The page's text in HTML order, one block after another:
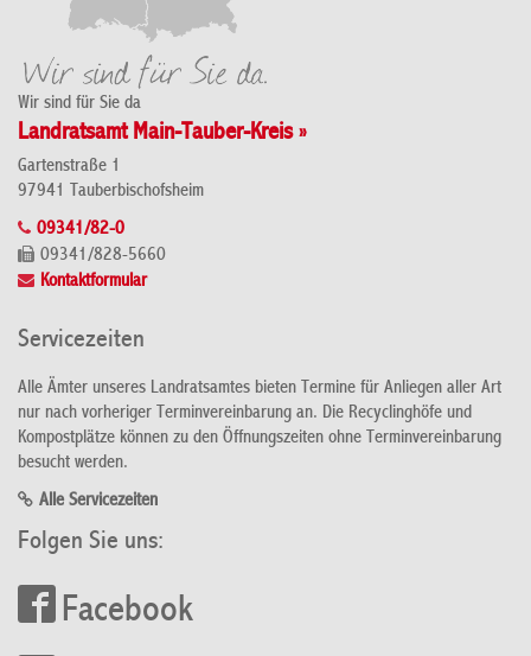
Wir sind für Sie da
Landratsamt Main-Tauber-Kreis »
Gartenstraße 1
97941 Tauberbischofsheim
09341/82-0
09341/828-5660
Kontaktformular
Servicezeiten
Alle Ämter unseres Landratsamtes bieten Termine für Anliegen aller Art
nur nach vorheriger Terminvereinbarung an. Die Recyclinghöfe und
Kompostplätze können zu den Öffnungszeiten ohne Terminvereinbarung
besucht werden.
Alle Servicezeiten
Folgen Sie uns:
Facebook